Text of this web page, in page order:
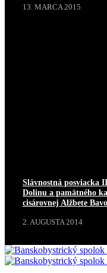
13. MARCA 2015
Slávnostná posviacka
Dolinu a pamätného
cisárovnej Alžbete
2. AUGUSTA 2014